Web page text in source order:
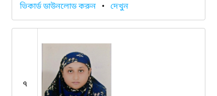
ভিকার্ড ডাউনলোড করুন • দেখুন
৭